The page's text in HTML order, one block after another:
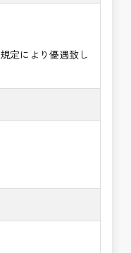
定により優遇致し